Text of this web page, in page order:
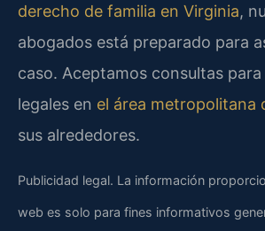
derecho de familia en Virginia,
abogados está preparado para
caso. Aceptamos consultas
legales en el área metropolitana
sus alrededores.
Publicidad legal. La información
web es solo para fines informativos